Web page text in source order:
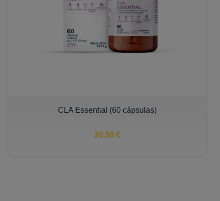
CLA Essential (60 cápsulas)
20,50 €